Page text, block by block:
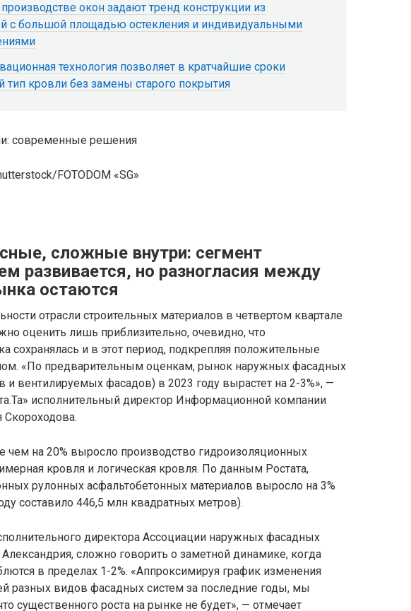
окон задают тренд конструкции из
с большой площадью остекления и индивидуальными
технология позволяет в кратчайшие сроки
тип кровли без замены старого покрытия
FOTODOM «SG»
сложные внутри: сегмент
развивается, но разногласия между
остаются
отрасли строительных материалов в четвертом квартале
оценить лишь приблизительно, очевидно, что
сохранялась и в этот период, подкрепляя положительные
«По предварительным оценкам, рынок наружных фасадных
и вентилируемых фасадов) в 2023 году вырастет на 2-3%», —
исполнительный директор Информационной компании
Скороходова.
чем на 20% выросло производство гидроизоляционных
кровля и логическая кровля. По данным Ростата,
рулонных асфальтобетонных материалов выросло на 3%
составило 446,5 млн квадратных метров).
директора Ассоциации наружных фасадных
сложно говорить о заметной динамике, когда
в пределах 1-2%. «Аппроксимируя график изменения
разных видов фасадных систем за последние годы, мы
существенного роста на рынке не будет», — отмечает